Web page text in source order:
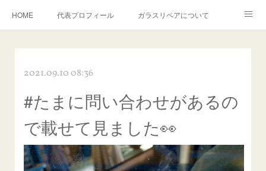
HOME 代表プロフィール ガラスリペアについて
飛び石施工料金について
当店へのアクセス 建築ガラスキズ取り・研磨・磨き
【プロ使用】フッ素系ガラストリートメント『アクアペル』
当店の良心的価格の理由について
欧州車モールの白サビやシミを落とす！
instagram記事 ガラスリペア施工価格
2021.09.10 08:36
#たまに問い合わせがあるの
で載せて見ました👀